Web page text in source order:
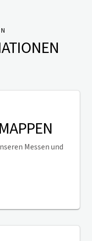
Messen und